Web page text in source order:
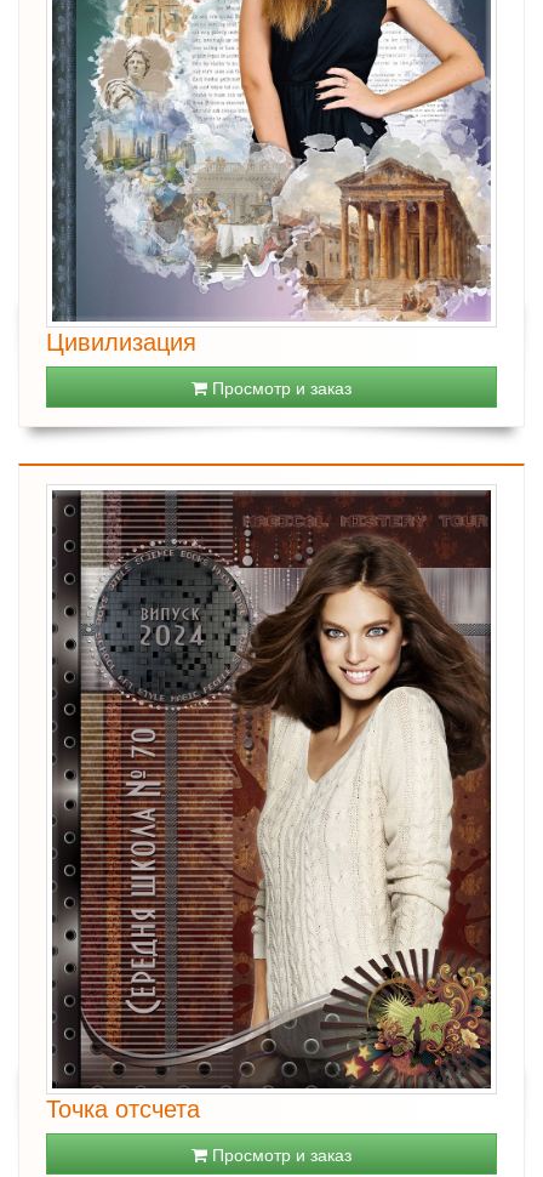
Цивилизация
Просмотр и заказ
Точка отсчета
Просмотр и заказ